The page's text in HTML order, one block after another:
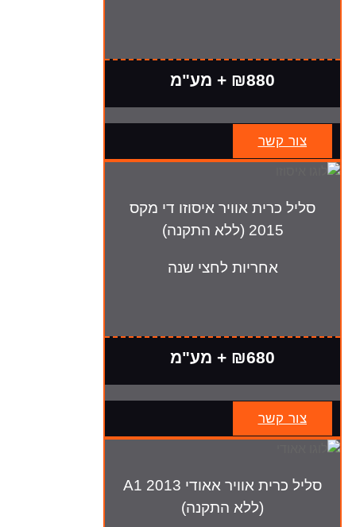
₪880 + מע"מ
צור קשר
סליל כרית אוויר איסוזו די מקס
2015 (ללא התקנה)
אחריות לחצי שנה
₪680 + מע"מ
צור קשר
סליל כרית אוויר אאודי A1 2013
(ללא התקנה)